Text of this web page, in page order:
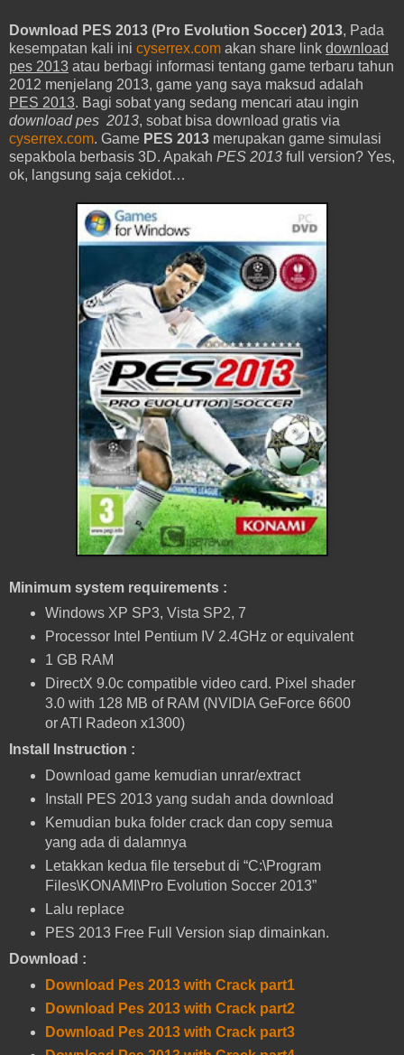
Download PES 2013 (Pro Evolution Soccer) 2013, Pada
kesempatan kali ini cyserrex.com akan share link download
pes 2013 atau berbagi informasi tentang game terbaru tahun
2012 menjelang 2013, game yang saya maksud adalah
PES 2013. Bagi sobat yang sedang mencari atau ingin
download pes 2013, sobat bisa download gratis via
cyserrex.com. Game PES 2013 merupakan game simulasi
sepakbola berbasis 3D. Apakah PES 2013 full version? Yes,
ok, langsung saja cekidot…
Minimum system requirements :
Windows XP SP3, Vista SP2, 7
Processor Intel Pentium IV 2.4GHz or equivalent
1 GB RAM
DirectX 9.0c compatible video card. Pixel shader
3.0 with 128 MB of RAM (NVIDIA GeForce 6600
or ATI Radeon x1300)
Install Instruction :
Download game kemudian unrar/extract
Install PES 2013 yang sudah anda download
Kemudian buka folder crack dan copy semua
yang ada di dalamnya
Letakkan kedua file tersebut di “C:\Program
Files\KONAMI\Pro Evolution Soccer 2013”
Lalu replace
PES 2013 Free Full Version siap dimainkan.
Download :
Download Pes 2013 with Crack part1
Download Pes 2013 with Crack part2
Download Pes 2013 with Crack part3